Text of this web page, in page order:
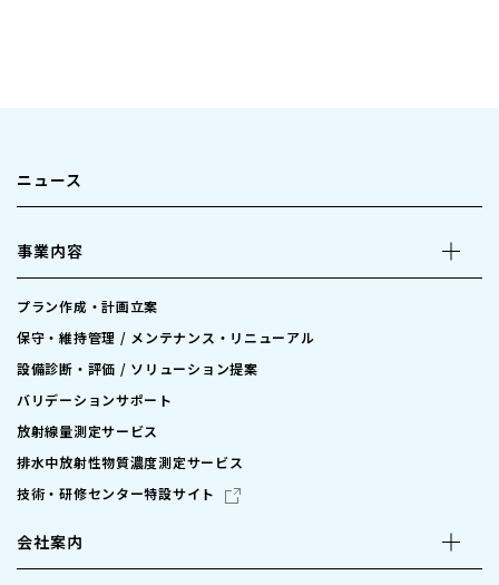
ニュース
事業内容
プラン作成・計画立案
保守・維持管理 / メンテナンス・リニューアル
設備診断・評価 / ソリューション提案
バリデーションサポート
放射線量測定サービス
排水中放射性物質濃度測定サービス
技術・研修センター特設サイト
会社案内